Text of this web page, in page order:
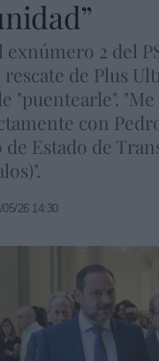
exnúmero 2 del
de Plus
"puentearle".
con
Estado de
05/26 14:30